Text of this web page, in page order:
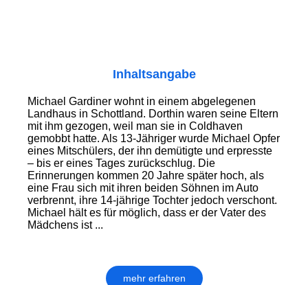
Inhaltsangabe
Michael Gardiner wohnt in einem abgelegenen
Landhaus in Schottland. Dorthin waren seine Eltern
mit ihm gezogen, weil man sie in Coldhaven
gemobbt hatte. Als 13-Jähriger wurde Michael Opfer
eines Mitschülers, der ihn demütigte und erpresste
– bis er eines Tages zurückschlug. Die
Erinnerungen kommen 20 Jahre später hoch, als
eine Frau sich mit ihren beiden Söhnen im Auto
verbrennt, ihre 14-jährige Tochter jedoch verschont.
Michael hält es für möglich, dass er der Vater des
Mädchens ist ...
mehr erfahren